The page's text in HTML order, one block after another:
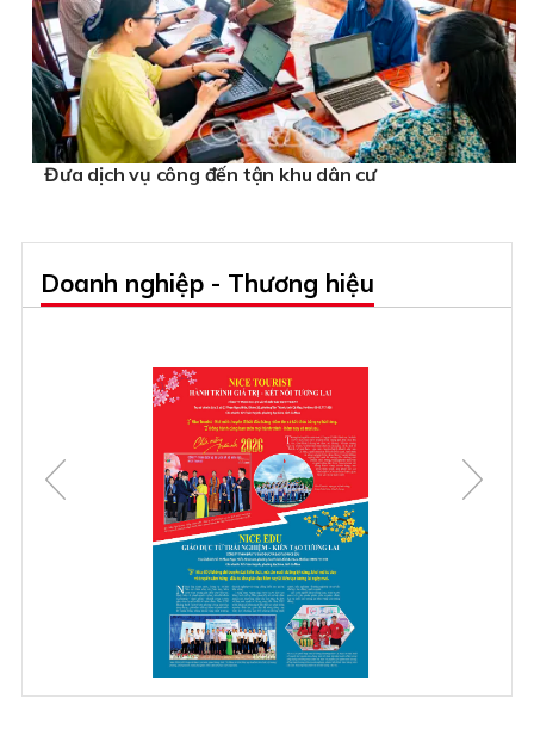
Đưa dịch vụ công đến tận khu dân cư
Doanh nghiệp - Thương hiệu